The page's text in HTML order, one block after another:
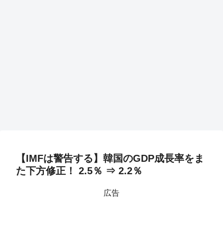
【IMFは警告する】韓国のGDP成長率をま
た下方修正！ 2.5％ ⇒ 2.2％
広告